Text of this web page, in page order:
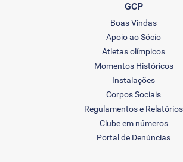
GCP
Boas Vindas
Apoio ao Sócio
Atletas olímpicos
Momentos Históricos
Instalações
Corpos Sociais
Regulamentos e Relatórios
Clube em números
Portal de Denúncias